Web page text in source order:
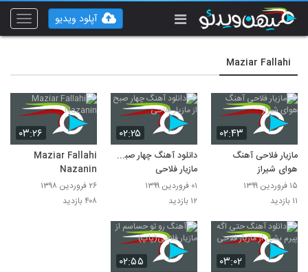
Toggle
آپلود ویدیو
Maziar Fallahi
۰۲:۴۳
مازیار فلاحی آهنگ
هوای شیراز
۱۵ فروردین ۱۳۹۹
۱۱ بازدید
۰۲:۲۵
دانلود آهنگ چهار صبح از
مازیار فلاحی
۰۱ فروردین ۱۳۹۹
۱۲ بازدید
۰۳:۲۶
Maziar Fallahi
Nazanin
۲۶ فروردین ۱۳۹۸
۴۰۸ بازدید
۰۳:۰۲ ۰۲:۵۵